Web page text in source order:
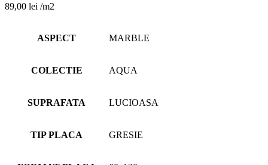
89,00 lei /m2
ASPECT MARBLE
COLECTIE AQUA
SUPRAFATA LUCIOASA
TIP PLACA GRESIE